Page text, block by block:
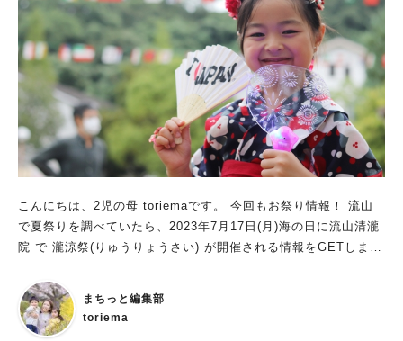
こんにちは、2児の母 toriemaです。 今回もお祭り情報！ 流山
で夏祭りを調べていたら、2023年7月17日(月)海の日に流山清瀧
院 で 瀧涼祭(りゅうりょうさい) が開催される情報をGETしまし
催されるそうです！（今年が初開催！） それでは詳細をお伝え
いたします。
まちっと編集部
toriema